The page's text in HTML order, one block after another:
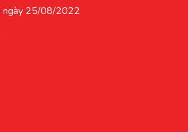
ngày 25/08/2022